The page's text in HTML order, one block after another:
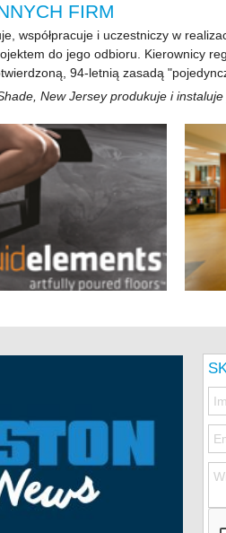
FIRM
współpracuje i uczestniczy w
do jego odbioru. Kierownicy
94-letnią zasadą
New Jersey produkuje i